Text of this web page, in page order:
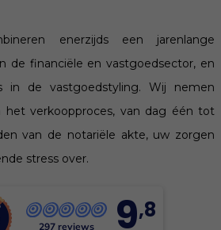
enerzijds een jarenlange
de financiële en vastgoedsector, en
in de vastgoedstyling. Wij nemen
het verkoopproces, van dag één tot
van de notariële akte, uw zorgen
stress over.
297 reviews 9,8